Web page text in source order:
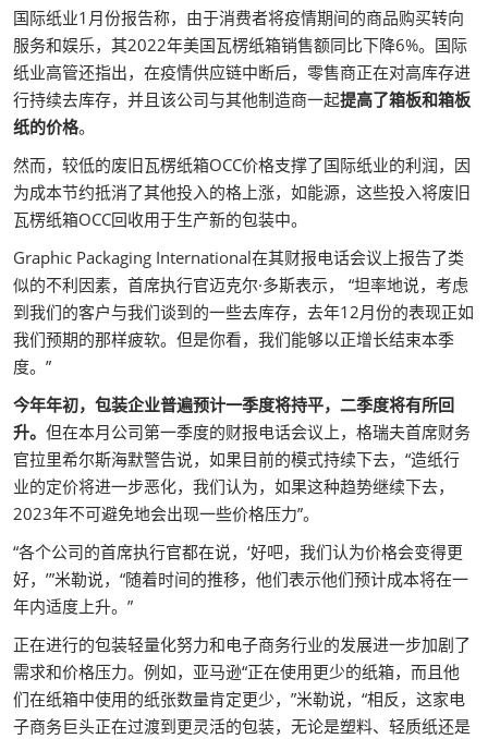
国际纸业1月份报告称，由于消费者将疫情期间的商品购买转向
服务和娱乐，其2022年美国瓦楞纸箱销售额同比下降6%。国际
纸业高管还指出，在疫情供应链中断后，零售商正在对高库存进
行持续去库存，并且该公司与其他制造商一起提高了箱板和箱板
纸的价格。
然而，较低的废旧瓦楞纸箱OCC价格支撑了国际纸业的利润，因
为成本节约抵消了其他投入的格上涨，如能源，这些投入将废旧
瓦楞纸箱OCC回收用于生产新的包装中。
Graphic Packaging International在其财报电话会议上报告了类
似的不利因素，首席执行官迈克尔·多斯表示， “坦率地说，考虑
到我们的客户与我们谈到的一些去库存，去年12月份的表现正如
我们预期的那样疲软。但是你看，我们能够以正增长结束本季
度。”
今年年初，包装企业普遍预计一季度将持平，二季度将有所回
升。 但在本月公司第一季度的财报电话会议上，格瑞夫首席财务
官拉里希尔斯海默警告说，如果目前的模式持续下去，“造纸行
业的定价将进一步恶化，我们认为，如果这种趋势继续下去，
2023年不可避免地会出现一些价格压力”。
“各个公司的首席执行官都在说，‘好吧，我们认为价格会变得更
好，’”米勒说，“随着时间的推移，他们表示他们预计成本将在一
年内适度上升。”
正在进行的包装轻量化努力和电子商务行业的发展进一步加剧了
需求和价格压力。例如，亚马逊“正在使用更少的纸箱，而且他
们在纸箱中使用的纸张数量肯定更少，”米勒说，“相反，这家电
子商务巨头正在过渡到更灵活的包装，无论是塑料、轻质纸还是